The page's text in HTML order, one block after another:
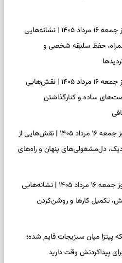
فال اسم امروز جمعه ۱۶ مرداد ۱۴۰۵ | نشانه‌هایی
حفظ سلیقه شخصی و
فال چای امروز جمعه ۱۶ مرداد ۱۴۰۵ | نقش‌هایی
ساده و کنارگذاشتن
فال قهوه امروز جمعه ۱۶ مرداد ۱۴۰۵ | نقش‌هایی از
دل‌مشغولی‌های پنهان و راه‌های
فال شمع امروز جمعه ۱۶ مرداد ۱۴۰۵ | نشانه‌هایی
تکمیل کارها و روشن‌کردن
پیتزا میان سبزیجات قایم شده؛